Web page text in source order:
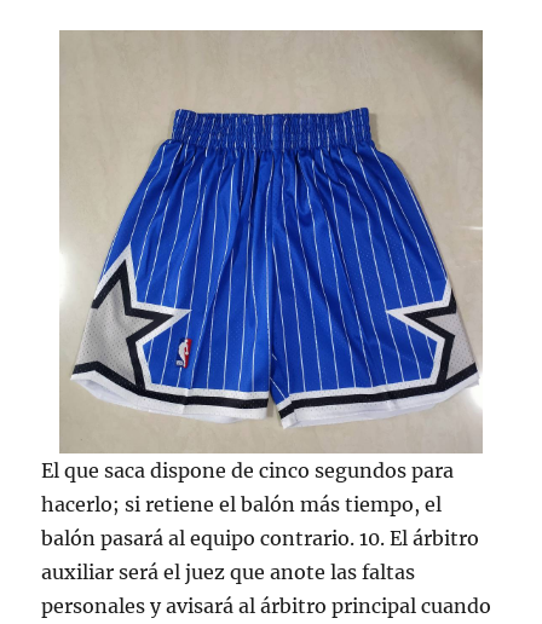
El que saca dispone de cinco segundos para
hacerlo; si retiene el balón más tiempo, el
balón pasará al equipo contrario. 10. El árbitro
auxiliar será el juez que anote las faltas
personales y avisará al árbitro principal cuando